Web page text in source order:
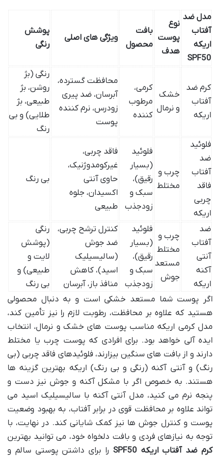
مدل ضد
آفتاب
اریکه
SPF50
نوع
پوست
هدف
بافت
محصول
ویژگی های اصلی
پوشش
رنگی
کرم ضد
آفتاب
اریکه
خشک
و نرمال
کرمی،
مرطوب
کننده
محافظت گسترده،
آبرسان، ضد پیری
زودرس، نرم کننده
پوست
رنگی (بژ
روشن، بژ
طبیعی، بژ
طلایی) و بی
رنگ
فلوئید
ضد
آفتاب
فاقد
چربی
اریکه
چرب و
مختلط
فلوئید
(بسیار
رقیق)،
سبک و
زودجذب
فاقد چربی،
غیرکومدوژنیک،
حاوی آنتی
اکسیدان، جلوه
طبیعی
بی رنگ
ضد
آفتاب
آنتی
آکنه
اریکه
چرب و
مختلط
مستعد
جوش
فلوئید
(بسیار
رقیق)،
سبک و
زودجذب
کنترل ترشح چربی،
ضد جوش
(سالیسیلیک
اسید)، کاهش
منافذ باز، آبرسان
رنگی
(پوشش
لایت و
طبیعی) و
بی رنگ
اگر پوست شما مستعد خشکی است و به دنبال محصولی
هستید که علاوه بر محافظت، رطوبت لازم را نیز تأمین کند،
مدل کرمی اریکه مناسب پوست های خشک و نرمال، انتخاب
ایده آلی خواهد بود. برای افرادی که پوست چرب یا مختلط
دارند و از بافت های سنگین بیزارند، فلوئیدهای فاقد چربی (بی
رنگ) و آنتی آکنه (رنگی و بی رنگ) اریکه بهترین گزینه ها
هستند. به خصوص اگر با مشکل آکنه و جوش نیز دست و
پنجه نرم می کنید، مدل آنتی آکنه با سالیسیلیک اسید می
تواند علاوه بر محافظت قوی در برابر آفتاب، به بهبود وضعیت
پوست و کنترل جوش ها نیز کمک شایانی کند. در نهایت، با
توجه به نیازهای فردی و بافت دلخواه خود، می توانید بهترین
کرم ضد آفتاب اریکه SPF50
را برای داشتن پوستی سالم و